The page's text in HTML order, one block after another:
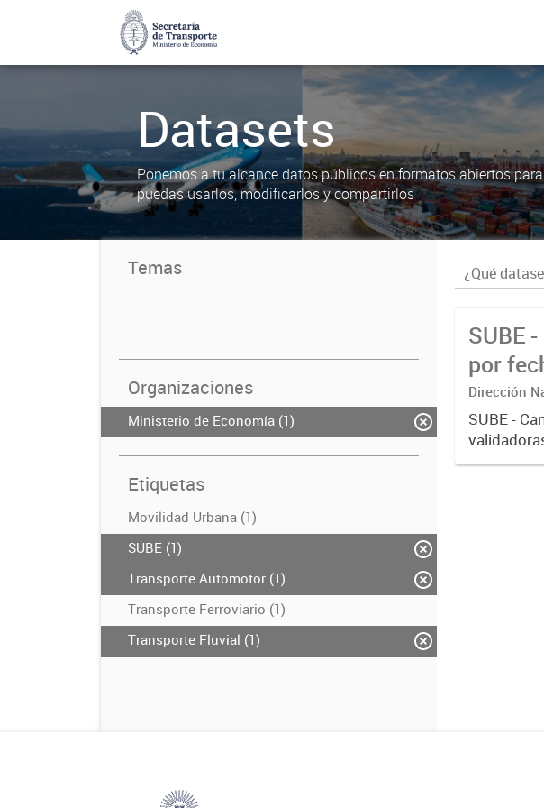
Datasets
Ponemos a tu alcance datos públicos en formatos abiertos
puedas usarlos, modificarlos y compartirlos
Temas
Organizaciones
Ministerio de Economía (1)
Etiquetas
Movilidad Urbana (1)
SUBE (1)
Transporte Automotor (1)
Transporte Ferroviario (1)
Transporte Fluvial (1)
SUBE
por
Dirección
SUBE -